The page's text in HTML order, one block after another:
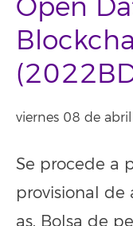
Open
viernes 08 de
Se procede a
provisional de
as. Bolsa de